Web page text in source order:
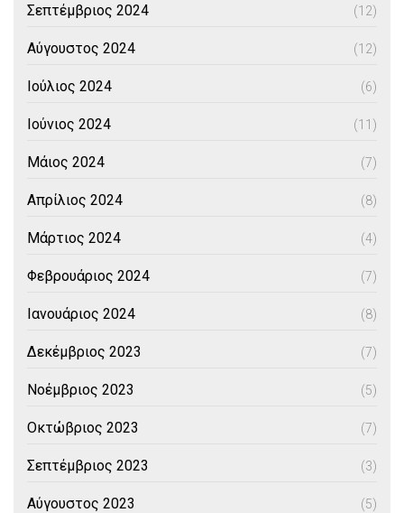
Σεπτέμβριος 2024 (12)
Αύγουστος 2024 (12)
Ιούλιος 2024 (6)
Ιούνιος 2024 (11)
Μάιος 2024 (7)
Απρίλιος 2024 (8)
Μάρτιος 2024 (4)
Φεβρουάριος 2024 (7)
Ιανουάριος 2024 (8)
Δεκέμβριος 2023 (7)
Νοέμβριος 2023 (5)
Οκτώβριος 2023 (7)
Σεπτέμβριος 2023 (3)
Αύγουστος 2023 (5)